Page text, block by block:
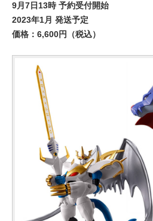
9月7日13時 予約受付開始
2023年1月 発送予定
価格：6,600円（税込）